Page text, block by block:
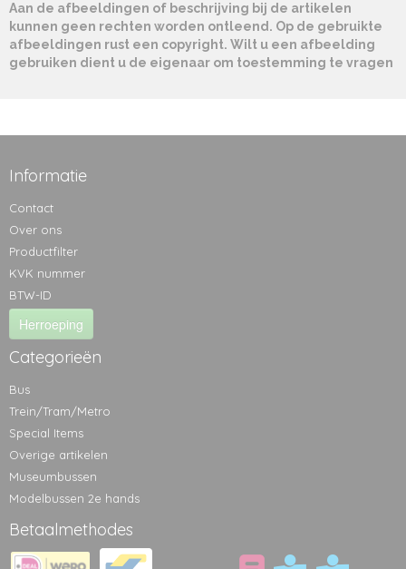
Aan de afbeeldingen of beschrijving bij de artikelen
kunnen geen rechten worden ontleend. Op de gebruikte
afbeeldingen rust een copyright. Wilt u een afbeelding
gebruiken dient u de eigenaar om toestemming te vragen
Informatie
Contact
Over ons
Productfilter
KVK nummer
BTW-ID
Herroeping
Categorieën
Bus
Trein/Tram/Metro
Special Items
Overige artikelen
Museumbussen
Modelbussen 2e hands
Betaalmethodes